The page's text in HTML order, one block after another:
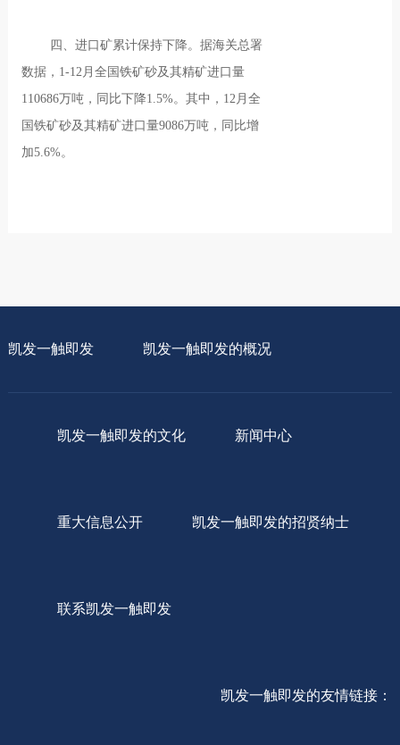
四、进口矿累计保持下降。据海关总署
数据，1-12月全国铁矿砂及其精矿进口量
110686万吨，同比下降1.5%。其中，12月全
国铁矿砂及其精矿进口量9086万吨，同比增
加5.6%。
凯发一触即发 凯发一触即发的概况
凯发一触即发的文化 新闻中心
重大信息公开 凯发一触即发的招贤纳士
联系凯发一触即发
凯发一触即发的友情链接：